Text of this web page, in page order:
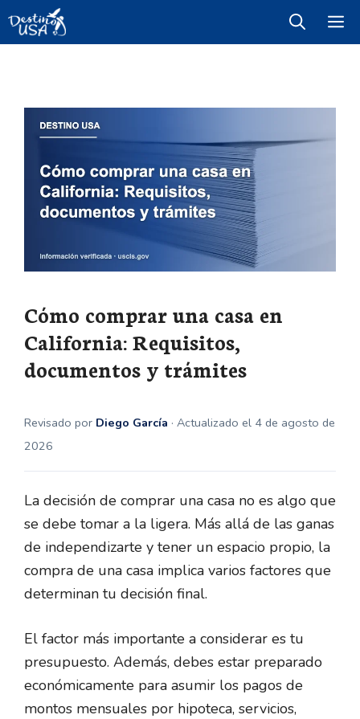
Saltar
Cómo comprar una casa en
California: Requisitos,
documentos y trámites
Revisado por Diego García · Actualizado el 4 de agosto de
2026
La decisión de comprar una casa no es algo que
se debe tomar a la ligera. Más allá de las ganas
de independizarte y tener un espacio propio, la
compra de una casa implica varios factores que
determinan tu decisión final.
El factor más importante a considerar es tu
presupuesto. Además, debes estar preparado
económicamente para asumir los pagos de
montos mensuales por hipoteca, servicios,